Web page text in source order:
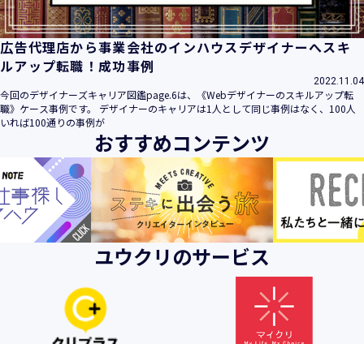
【個人情報の取得・収集について】
当社は、以下の方法により、個人情報を取得させていただき
ます。
当社サービスにおいて、自ら入力された個人情報を、当社は
取得・収集させていただきます。
・電子メール、郵便、書面、電話等の手段により取得・収集
させていただく方法
当社に対し、電子メール、郵便、書面、電話等の手段によっ
て、ご提供いただいた個人情報を、当社は取得・収集させて
いただきます。
・当社等へアクセスされた際に情報を収集させていただく方
す。これらの情報には、利用されるURL、ブラウザや携帯電
話の種類、IPアドレスなどの情報を含みます。
【個人情報の利用目的の公表】
広告代理店から事業会社のインハウスデザイナーへスキ
ルアップ転職！成功事例
2022.11.04
今回のデザイナーズキャリア図鑑page.6は、《Webデザイナーのスキルアップ転
職》ケース事例です。 デザイナーのキャリアは1人として同じ事例はなく、100人
いれば100通りの事例が
おすすめコンテンツ
ユウクリのサービス